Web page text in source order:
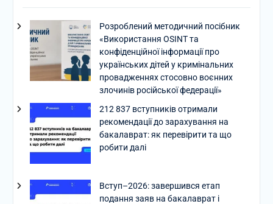
Розроблений методичний посібник
«Використання OSINT та
конфіденційної інформації про
українських дітей у кримінальних
провадженнях стосовно воєнних
злочинів російської федерації»
212 837 вступників отримали
рекомендації до зарахування на
бакалаврат: як перевірити та що
робити далі
Вступ–2026: завершився етап
подання заяв на бакалаврат і